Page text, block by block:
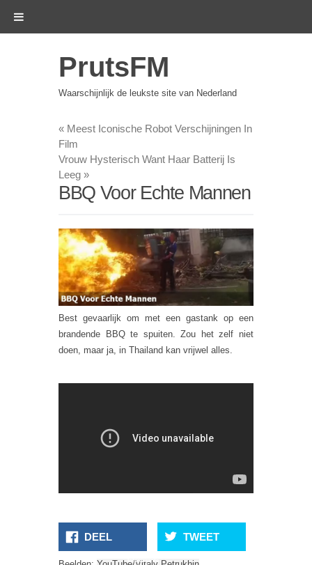
PrutsFM
Waarschijnlijk de leukste site van Nederland
« Meest Iconische Robot Verschijningen In
Film
Vrouw Hysterisch Want Haar Batterij Is
Leeg »
BBQ Voor Echte Mannen
Best gevaarlijk om met een gastank op een
brandende BBQ te spuiten. Zou het zelf niet
doen, maar ja, in Thailand kan vrijwel alles.
DEEL TWEET
Interessante